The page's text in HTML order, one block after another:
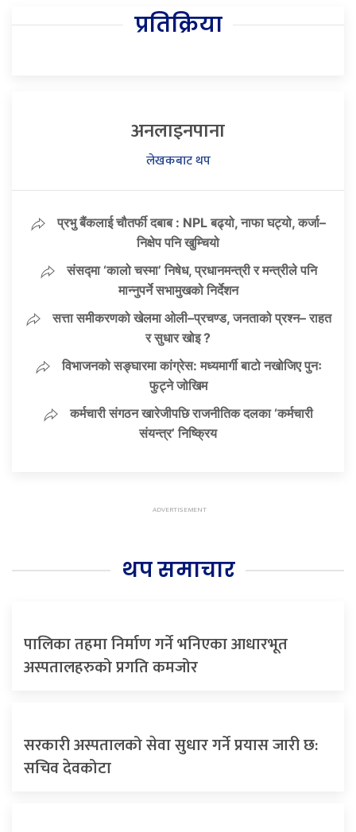
प्रतिक्रिया
अनलाइनपाना
लेखकबाट थप
प्रभु बैंकलाई चौतर्फी दबाब : NPL बढ्यो, नाफा घट्यो, कर्जा–
निक्षेप पनि खुम्चियो
संसद्मा ‘कालो चस्मा’ निषेध, प्रधानमन्त्री र मन्त्रीले पनि
मान्नुपर्ने सभामुखको निर्देशन
सत्ता समीकरणको खेलमा ओली–प्रचण्ड, जनताको प्रश्न– राहत
र सुधार खोइ ?
विभाजनको सङ्घारमा कांग्रेस: मध्यमार्गी बाटो नखोजिए पुनः
फुट्ने जोखिम
कर्मचारी संगठन खारेजीपछि राजनीतिक दलका ‘कर्मचारी
संयन्त्र’ निष्क्रिय
थप समाचार
पालिका तहमा निर्माण गर्ने भनिएका आधारभूत
अस्पतालहरुको प्रगति कमजोर
सरकारी अस्पतालको सेवा सुधार गर्ने प्रयास जारी छ:
सचिव देवकोटा